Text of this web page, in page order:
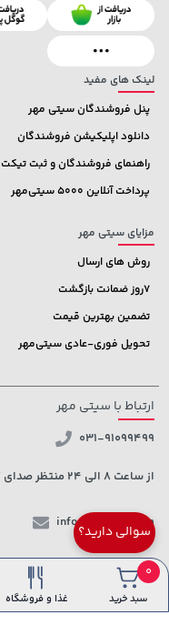
سوالی دارید؟
لینک های مفید
پنل فروشندگان سیتی مهر
دانلود اپلیکیشن فروشندگان
راهنمای فروشندگان و ثبت تیکت
پرداخت آنلاین 5000 سیتی‌مهر
مزایای سیتی مهر
روش های ارسال
7روز ضمانت بازگشت
تضمین بهترین قیمت
تحویل فوری-عادی سیتی‌مهر
ارتباط با سیتی مهر
031-91099499
از ساعت 8 الی 24 منتظر صدای گرمتان هستیم.
info@ctmehr.com
شبکه های اجتماعی
0
سبد خرید غذا و فروشگاه